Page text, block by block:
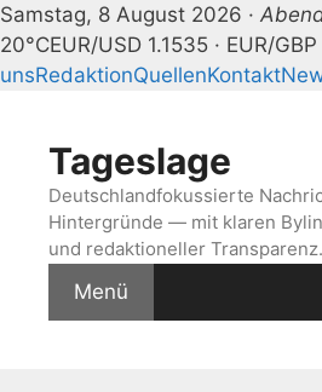
Samstag, 8 August 2026 ·
20°CEUR/USD 1.1535 · EUR/
unsRedaktionQuellenKontakt
springenTageslage
Deutschlandfokussierte
Hintergründe — mit klaren
und redaktioneller Transparenz.
Menü